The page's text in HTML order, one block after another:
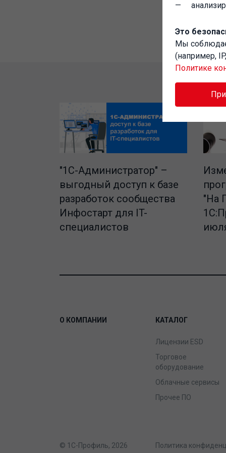
"1C-Администратор" –
выгодный доступ к базе
разработок сообщества
Инфостарт для IT-
специалистов
"На
О КОМПАНИИ КАТАЛОГ
Лицензии ESD
Торговое
оборудование
Облачные сервисы
Прочее ПО
© 1С-Профиль, 2026 Политика
Это
Мы
(например,
Политике